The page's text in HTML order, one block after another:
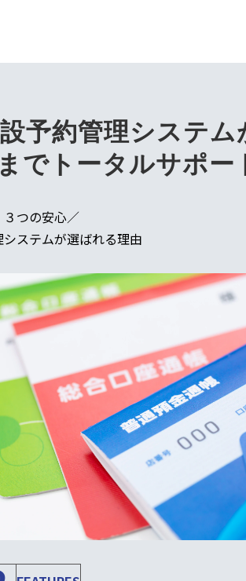
予約管理システム
でトータルサポー
つの安心／
ステムが選ばれる理由